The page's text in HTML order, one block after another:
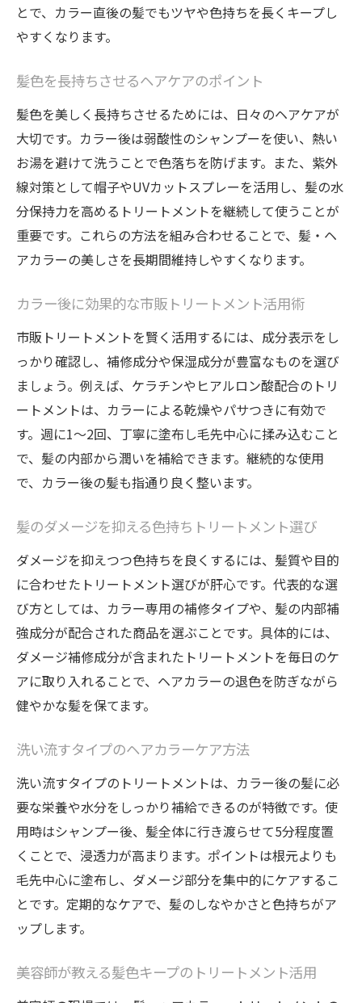
とで、カラー直後の髪でもツヤや色持ちを長くキープし
やすくなります。
髪色を長持ちさせるヘアケアのポイント
髪色を美しく長持ちさせるためには、日々のヘアケアが
大切です。カラー後は弱酸性のシャンプーを使い、熱い
お湯を避けて洗うことで色落ちを防げます。また、紫外
線対策として帽子やUVカットスプレーを活用し、髪の水
分保持力を高めるトリートメントを継続して使うことが
重要です。これらの方法を組み合わせることで、髪・ヘ
アカラーの美しさを長期間維持しやすくなります。
カラー後に効果的な市販トリートメント活用術
市販トリートメントを賢く活用するには、成分表示をし
っかり確認し、補修成分や保湿成分が豊富なものを選び
ましょう。例えば、ケラチンやヒアルロン酸配合のトリ
ートメントは、カラーによる乾燥やパサつきに有効で
す。週に1～2回、丁寧に塗布し毛先中心に揉み込むこと
で、髪の内部から潤いを補給できます。継続的な使用
で、カラー後の髪も指通り良く整います。
髪のダメージを抑える色持ちトリートメント選び
ダメージを抑えつつ色持ちを良くするには、髪質や目的
に合わせたトリートメント選びが肝心です。代表的な選
び方としては、カラー専用の補修タイプや、髪の内部補
強成分が配合された商品を選ぶことです。具体的には、
ダメージ補修成分が含まれたトリートメントを毎日のケ
アに取り入れることで、ヘアカラーの退色を防ぎながら
健やかな髪を保てます。
洗い流すタイプのヘアカラーケア方法
洗い流すタイプのトリートメントは、カラー後の髪に必
要な栄養や水分をしっかり補給できるのが特徴です。使
用時はシャンプー後、髪全体に行き渡らせて5分程度置
くことで、浸透力が高まります。ポイントは根元よりも
毛先中心に塗布し、ダメージ部分を集中的にケアするこ
とです。定期的なケアで、髪のしなやかさと色持ちがア
ップします。
美容師が教える髪色キープのトリートメント活用